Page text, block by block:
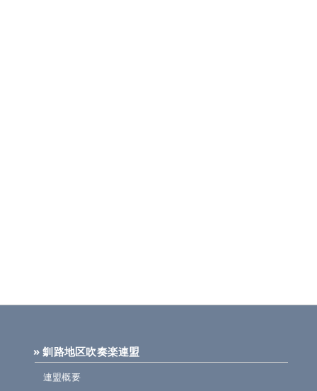
» 釧路地区吹奏楽連盟
連盟概要